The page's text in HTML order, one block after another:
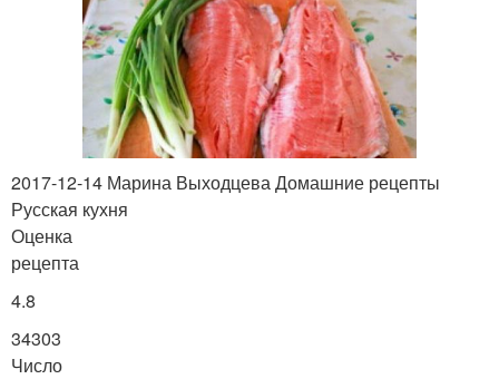
2017-12-14 Марина Выходцева Домашние рецепты
Русская кухня
Оценка
рецепта
4.8
34303
Число